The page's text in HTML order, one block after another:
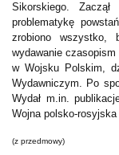
Sikorskiego.
problematykę
zrobiono wszystko,
wydawanie czasopism
w Wojsku Polskim,
Wydawniczym. Po
Wydał m.in.
Wojna polsko-rosyjska
(z przedmowy)